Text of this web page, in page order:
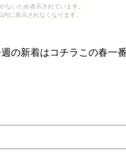
ないため表示されています。
に表示されなくなります。
の新着はコチラこの春